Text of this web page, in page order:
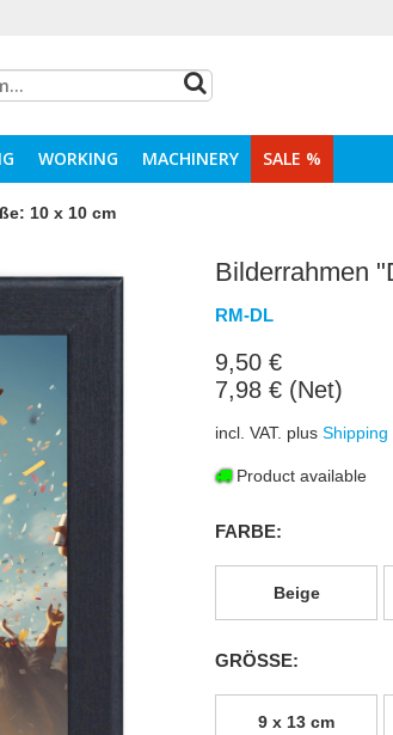
WORKING MACHINERY SALE %
10 x 10 cm
Bilderrahmen
RM-DL
9,50 €
7,98 € (Net)
incl. VAT. plus Shipping
Product available
FARBE:
Beige
GRÖSSE:
9 x 13 cm